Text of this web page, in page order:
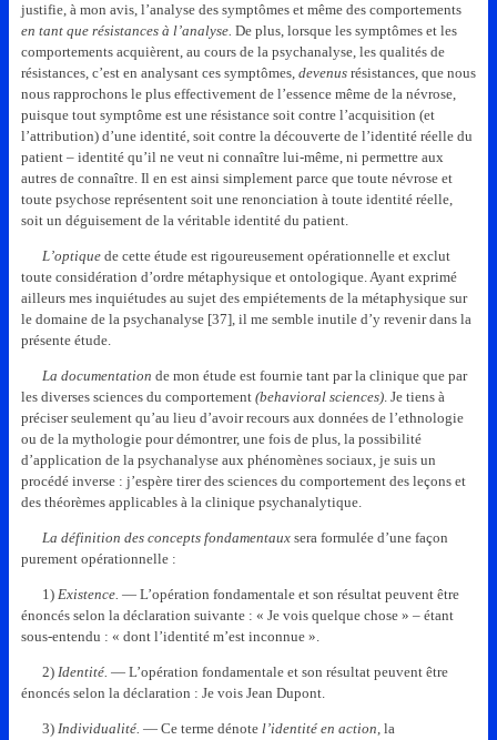
justifie, à mon avis, l’analyse des symptômes et même des comportements
en tant que résistances à l’analyse. De plus, lorsque les symptômes et les
comportements acquièrent, au cours de la psychanalyse, les qualités de
résistances, c’est en analysant ces symptômes, devenusrésistances, que nous
nous rapprochons le plus effectivement de l’essence même de la névrose,
puisque tout symptôme est une résistance soit contre l’acquisition (et
l’attribution) d’une identité, soit contre la découverte de l’identité réelle du
patient – identité qu’il ne veut ni connaître lui-même, ni permettre aux
autres de connaître. Il en est ainsi simplement parce que toute névrose et
toute psychose représentent soit une renonciation à toute identité réelle,
soit un déguisement de la véritable identité du patient.
L’optiquede cette étude est rigoureusement opérationnelle et exclut
toute considération d’ordre métaphysique et ontologique. Ayant exprimé
ailleurs mes inquiétudes au sujet des empiétements de la métaphysique sur
le domaine de la psychanalyse [37], il me semble inutile d’y revenir dans la
présente étude.
La documentation de mon étude est fournie tant par la clinique que par
les diverses sciences du comportement (behavioral sciences). Je tiens à
préciser seulement qu’au lieu d’avoir recours aux données de l’ethnologie
ou de la mythologie pour démontrer, une fois de plus, la possibilité
d’application de la psychanalyse aux phénomènes sociaux, je suis un
procédé inverse : j’espère tirer des sciences du comportement des leçons et
des théorèmes applicables à la clinique psychanalytique.
La définition des concepts fondamentauxsera formulée d’une façon
purement opérationnelle :
1) Existence. — L’opération fondamentale et son résultat peuvent être
énoncés selon la déclaration suivante : « Je vois quelque chose » – étant
sous-entendu : « dont l’identité m’est inconnue ».
2) Identité. — L’opération fondamentale et son résultat peuvent être
énoncés selon la déclaration : Je vois Jean Dupont.
3) Individualité. — Ce terme dénote l’identité en action, la